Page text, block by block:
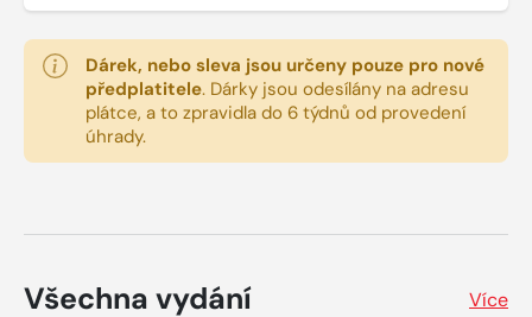
Dárek, nebo sleva jsou určeny pouze pro nové
předplatitele. Dárky jsou odesílány na adresu
plátce, a to zpravidla do 6 týdnů od provedení
úhrady.
Všechna vydání Více